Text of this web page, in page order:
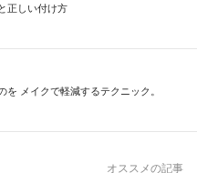
正しい付け方
を メイクで軽減するテクニック。
オススメの記事